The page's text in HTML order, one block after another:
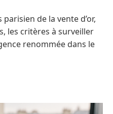
de la vente d’or,
les critères à surveiller
renommée dans le